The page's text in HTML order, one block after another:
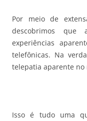
Por meio de
descobrimos que
experiências
telefônicas. Na
telepatia aparente
Isso é tudo uma